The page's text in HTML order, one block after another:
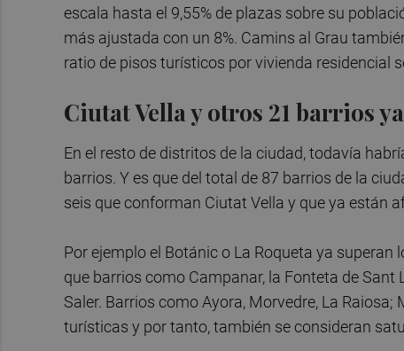
escala hasta el 9,55% de plazas sobre su
más ajustada con un 8%. Camins al Grau
ratio de pisos turísticos por vivienda residencial
Ciutat Vella y otros 21 barrios
En el resto de distritos de la ciudad, todavía
barrios. Y es que del total de 87 barrios de la
seis que conforman Ciutat Vella y que ya están
Por ejemplo el Botánic o La Roqueta ya
que barrios como Campanar, la Fonteta de Sant
Saler. Barrios como Ayora, Morvedre, La
turísticas y por tanto, también se consideran